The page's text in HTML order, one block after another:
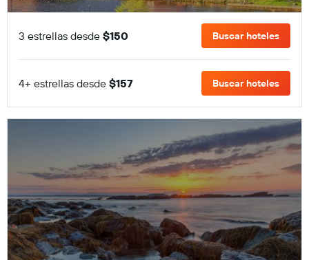
3 estrellas desde $150 Buscar hoteles
4+ estrellas desde $157 Buscar hoteles